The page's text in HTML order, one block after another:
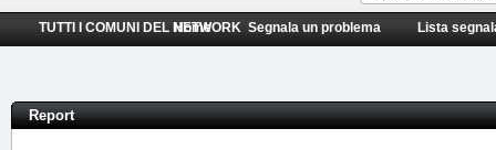
TUTTI I COMUNI DEL NETWORK
Home Segnala un problema Lista
Report